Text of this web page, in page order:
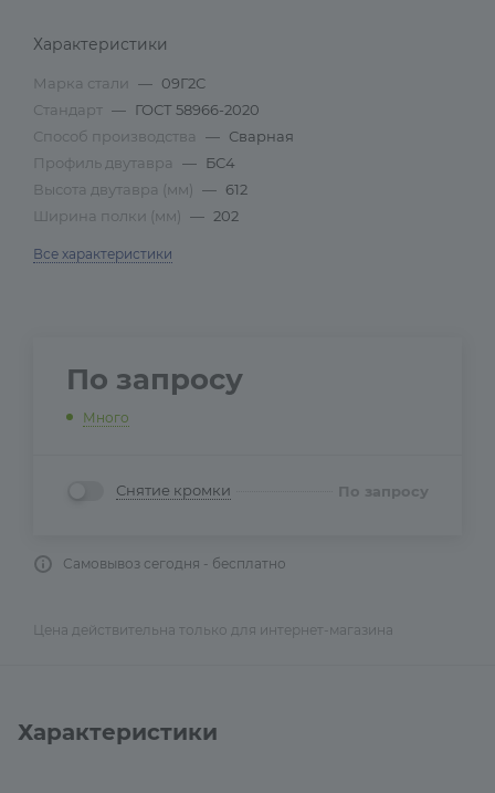
Характеристики
Марка стали — 09Г2С
Стандарт — ГОСТ 58966-2020
Способ производства
— Сварная
Профиль двутавра
— БС4
Высота двутавра (мм) — 612
Ширина полки (мм) — 202
Все характеристики
По запросу
Много
Снятие кромки По запросу
Самовывоз сегодня - бесплатно
Цена действительна только для интернет-магазина
Характеристики